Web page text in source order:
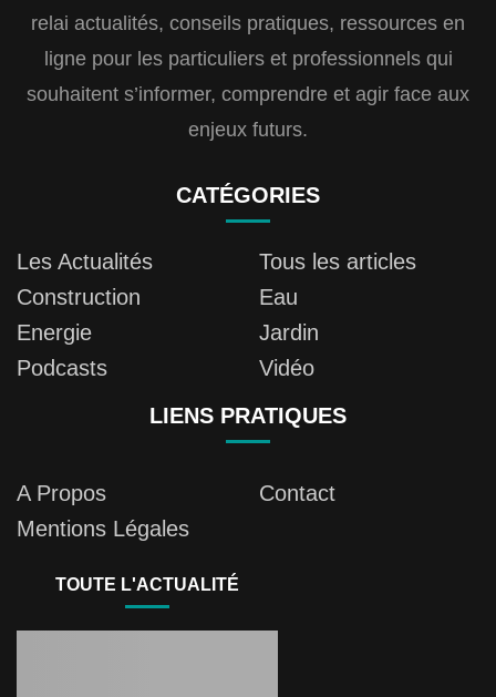
relai actualités, conseils pratiques, ressources en
ligne pour les particuliers et professionnels qui
souhaitent s’informer, comprendre et agir face aux
enjeux futurs.
CATÉGORIES
Les Actualités
Tous les articles
Construction
Eau
Energie
Jardin
Podcasts
Vidéo
LIENS PRATIQUES
A Propos
Contact
Mentions Légales
TOUTE L'ACTUALITÉ